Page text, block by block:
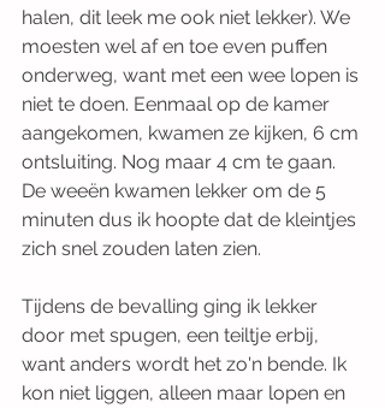
halen, dit leek me ook niet lekker). We
moesten wel af en toe even puffen
onderweg, want met een wee lopen is
niet te doen. Eenmaal op de kamer
aangekomen, kwamen ze kijken, 6 cm
ontsluiting. Nog maar 4 cm te gaan.
De weeën kwamen lekker om de 5
minuten dus ik hoopte dat de kleintjes
zich snel zouden laten zien.
Tijdens de bevalling ging ik lekker
door met spugen, een teiltje erbij,
want anders wordt het zo'n bende. Ik
kon niet liggen, alleen maar lopen en